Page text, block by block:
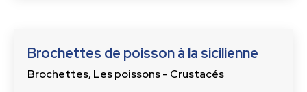
Brochettes de poisson à la sicilienne
Brochettes, Les poissons - Crustacés